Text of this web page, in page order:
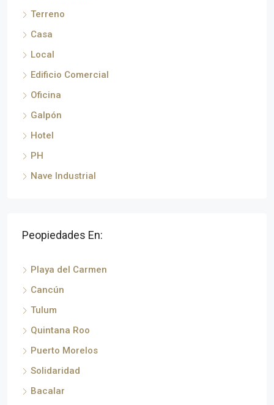
Terreno
Casa
Local
Edificio Comercial
Oficina
Galpón
Hotel
PH
Nave Industrial
Peopiedades En:
Playa del Carmen
Cancún
Tulum
Quintana Roo
Puerto Morelos
Solidaridad
Bacalar